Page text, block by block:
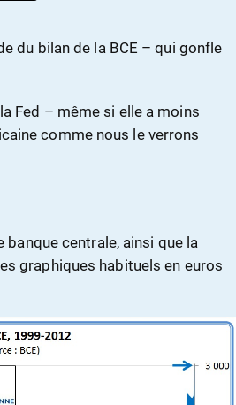
du bilan de la BCE – qui gonfle
Fed – même si elle a moins
comme nous le verrons
banque centrale, ainsi que la
graphiques habituels en euros